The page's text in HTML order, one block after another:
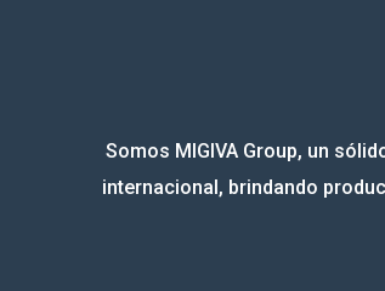
Somos MIGIVA Group, un
internacional, brindando